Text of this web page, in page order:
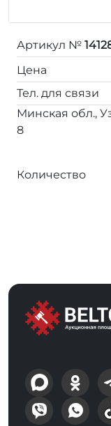
Артикул №
Цена
Тел. для связи
Минская обл.,
8
Количество